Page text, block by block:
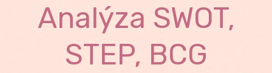
Analýza SWOT,
STEP, BCG